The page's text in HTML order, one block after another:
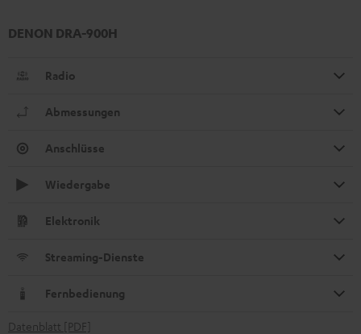
DENON DRA-900H
Radio
Abmessungen
Anschlüsse
Wiedergabe
Elektronik
Streaming-Dienste
Fernbedienung
Datenblatt [PDF]